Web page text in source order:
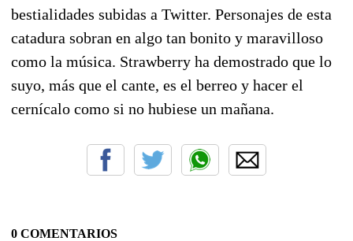
bestialidades subidas a Twitter. Personajes de esta
catadura sobran en algo tan bonito y maravilloso
como la música. Strawberry ha demostrado que lo
suyo, más que el cante, es el berreo y hacer el
cernícalo como si no hubiese un mañana.
0 COMENTARIOS